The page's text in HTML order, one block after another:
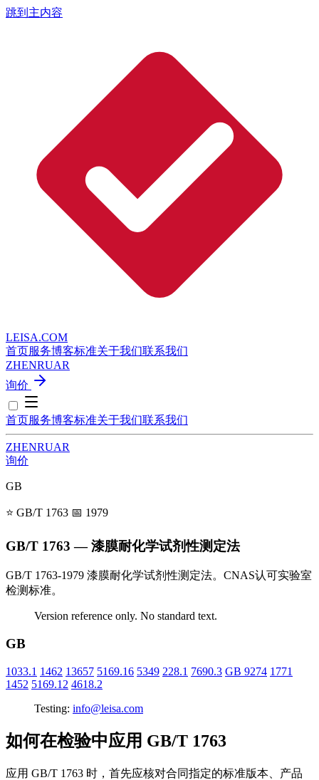
跳到主内容
LEISA.COM
首页服务博客标准关于我们联系我们
ZHENRUAR
询价
首页服务博客标准关于我们联系我们
ZHENRUAR
询价
GB
⭐ GB/T 1763 📅 1979
GB/T 1763 — 漆膜耐化学试剂性测定法
GB/T 1763-1979 漆膜耐化学试剂性测定法。CNAS认可实验室
检测标准。
Version reference only. No standard text.
GB
1033.1 1462 13657 5169.16 5349 228.1 7690.3 GB 9274 1771
1452 5169.12 4618.2
Testing: info@leisa.com
如何在检验中应用 GB/T 1763
应用 GB/T 1763 时，首先应核对合同指定的标准版本、产品